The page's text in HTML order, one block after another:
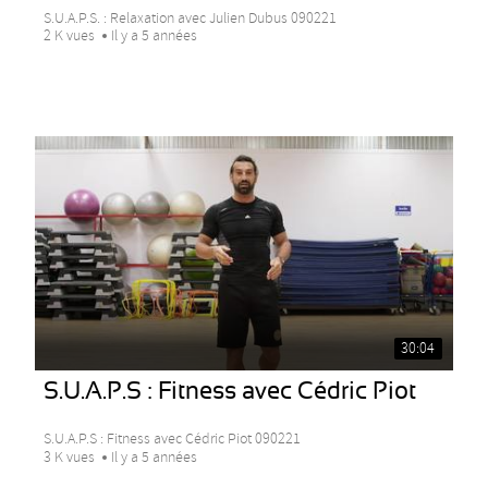
S.U.A.P.S. : Relaxation avec Julien Dubus 090221
2 K vues
Il y a 5 années
30:04
S.U.A.P.S : Fitness avec Cédric Piot
S.U.A.P.S : Fitness avec Cédric Piot 090221
3 K vues
Il y a 5 années